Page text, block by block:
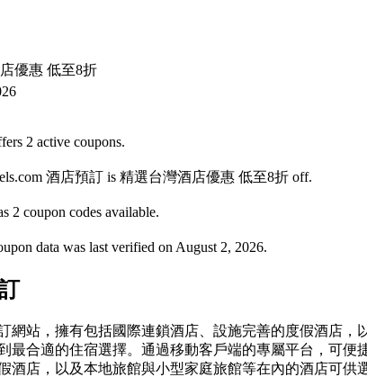
優惠 低至8折
2 active coupons.
酒店預訂 is 精選台灣酒店優惠 低至8折 off.
2 coupon codes available.
data was last verified on August 2, 2026.
網站，擁有包括國際連鎖酒店、設施完善的度假酒店
最合適的住宿選擇。通過移動客戶端的專屬平台，可
酒店，以及本地旅館與小型家庭旅館等在內的酒店可